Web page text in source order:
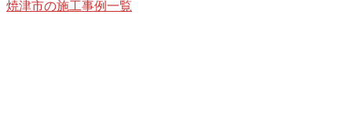
焼津市の施工事例一覧